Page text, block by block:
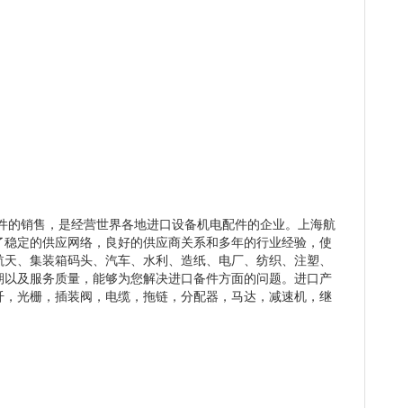
销售，是经营世界各地进口设备机电配件的企业。上海航
定的供应网络，良好的供应商关系和多年的行业经验，使
、集装箱码头、汽车、水利、造纸、电厂、纺织、注塑、
及服务质量，能够为您解决进口备件方面的问题。进口产
光栅，插装阀，电缆，拖链，分配器，马达，减速机，继